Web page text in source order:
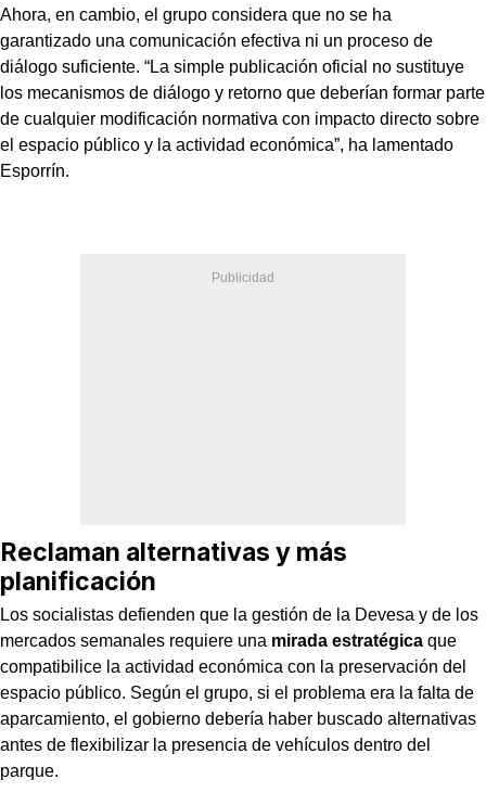
Ahora, en cambio, el grupo considera que no se ha
garantizado una comunicación efectiva ni un proceso de
diálogo suficiente. “La simple publicación oficial no sustituye
los mecanismos de diálogo y retorno que deberían formar parte
de cualquier modificación normativa con impacto directo sobre
el espacio público y la actividad económica”, ha lamentado
Esporrín.
Reclaman alternativas y más
planificación
Los socialistas defienden que la gestión de la Devesa y de los
mercados semanales requiere una mirada estratégica que
compatibilice la actividad económica con la preservación del
espacio público. Según el grupo, si el problema era la falta de
aparcamiento, el gobierno debería haber buscado alternativas
antes de flexibilizar la presencia de vehículos dentro del
parque.